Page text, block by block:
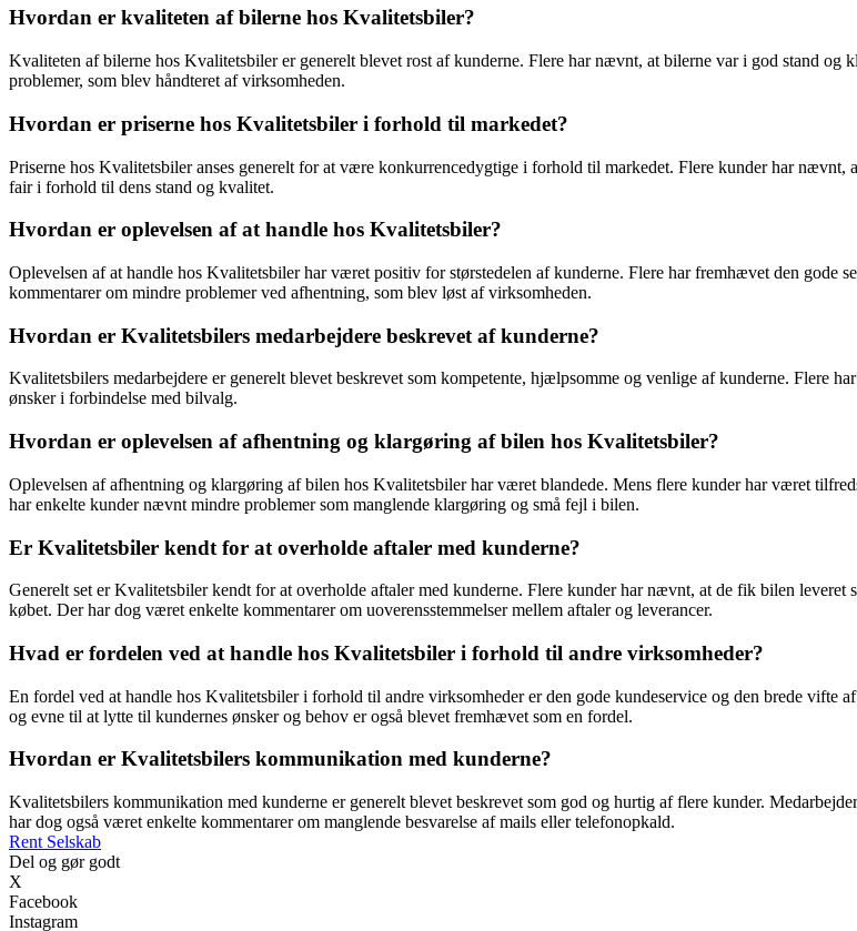
Hvordan er kvaliteten af bilerne hos Kvalitetsbiler?
Kvaliteten af bilerne hos Kvalitetsbiler er generelt blevet rost af kunderne. Flere har nævnt, at bilerne var i god stand
problemer, som blev håndteret af virksomheden.
Hvordan er priserne hos Kvalitetsbiler i forhold til markedet?
Priserne hos Kvalitetsbiler anses generelt for at være konkurrencedygtige i forhold til markedet. Flere kunder har
fair i forhold til dens stand og kvalitet.
Hvordan er oplevelsen af at handle hos Kvalitetsbiler?
Oplevelsen af at handle hos Kvalitetsbiler har været positiv for størstedelen af kunderne. Flere har fremhævet den gode
kommentarer om mindre problemer ved afhentning, som blev løst af virksomheden.
Hvordan er Kvalitetsbilers medarbejdere beskrevet af kunderne?
Kvalitetsbilers medarbejdere er generelt blevet beskrevet som kompetente, hjælpsomme og venlige af kunderne. Flere
ønsker i forbindelse med bilvalg.
Hvordan er oplevelsen af afhentning og klargøring af bilen hos Kvalitetsbiler?
Oplevelsen af afhentning og klargøring af bilen hos Kvalitetsbiler har været blandede. Mens flere kunder har været
har enkelte kunder nævnt mindre problemer som manglende klargøring og små fejl i bilen.
Er Kvalitetsbiler kendt for at overholde aftaler med kunderne?
Generelt set er Kvalitetsbiler kendt for at overholde aftaler med kunderne. Flere kunder har nævnt, at de fik bilen
købet. Der har dog været enkelte kommentarer om uoverensstemmelser mellem aftaler og leverancer.
Hvad er fordelen ved at handle hos Kvalitetsbiler i forhold til andre virksomheder?
En fordel ved at handle hos Kvalitetsbiler i forhold til andre virksomheder er den gode kundeservice og den brede vifte
og evne til at lytte til kundernes ønsker og behov er også blevet fremhævet som en fordel.
Hvordan er Kvalitetsbilers kommunikation med kunderne?
Kvalitetsbilers kommunikation med kunderne er generelt blevet beskrevet som god og hurtig af flere kunder.
har dog også været enkelte kommentarer om manglende besvarelse af mails eller telefonopkald.
Rent Selskab
Del og gør godt
X
Facebook
Instagram